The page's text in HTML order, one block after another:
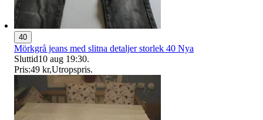
40
Mörkgrå jeans med slitna detaljer storlek 40 Nya
Sluttid10 aug 19:30.
Pris:49 kr,Utropspris.